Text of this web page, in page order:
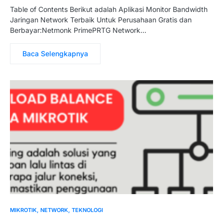
Table of Contents Berikut adalah Aplikasi Monitor Bandwidth
Jaringan Network Terbaik Untuk Perusahaan Gratis dan
Berbayar:Netmonk PrimePRTG Network…
Baca Selengkapnya
MIKROTIK NETWORK TEKNOLOGI